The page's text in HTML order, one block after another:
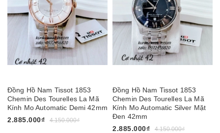
Đồng Hồ Nam Tissot 1853
Chemin Des Tourelles La Mã
Kính Mo Automatic Demi 42mm
2.885.000₫
4.150.000₫
Đồng Hồ Nam Tissot 1853
Chemin Des Tourelles La Mã
Kính Mo Automatic Silver Mặt
Đen 42mm
2.885.000₫
4.150.000₫